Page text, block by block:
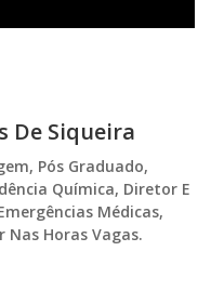
De Siqueira
Pós Graduado,
Química, Diretor E
Médicas,
Horas Vagas.